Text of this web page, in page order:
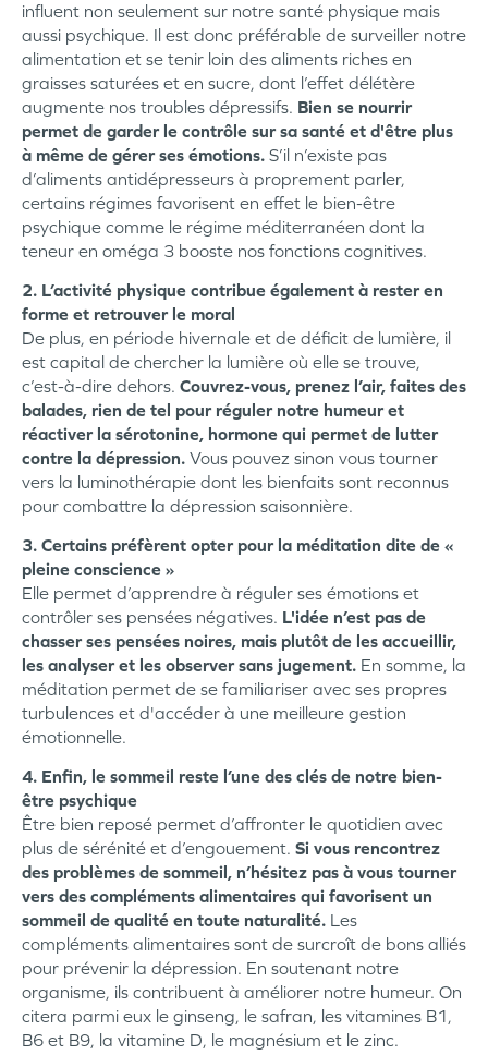
influent non seulement sur notre santé physique mais
aussi psychique. Il est donc préférable de surveiller notre
alimentation et se tenir loin des aliments riches en
graisses saturées et en sucre, dont l’effet délétère
augmente nos troubles dépressifs. Bien se nourrir
permet de garder le contrôle sur sa santé et d'être plus
à même de gérer ses émotions. S’il n’existe pas
d’aliments antidépresseurs à proprement parler,
certains régimes favorisent en effet le bien-être
psychique comme le régime méditerranéen dont la
teneur en oméga 3 booste nos fonctions cognitives.
2. L’activité physique contribue également à rester en
forme et retrouver le moral
De plus, en période hivernale et de déficit de lumière, il
est capital de chercher la lumière où elle se trouve,
c’est-à-dire dehors. Couvrez-vous, prenez l’air, faites des
balades, rien de tel pour réguler notre humeur et
réactiver la sérotonine, hormone qui permet de lutter
contre la dépression. Vous pouvez sinon vous tourner
vers la luminothérapie dont les bienfaits sont reconnus
pour combattre la dépression saisonnière.
3. Certains préfèrent opter pour la méditation dite de «
pleine conscience »
Elle permet d’apprendre à réguler ses émotions et
contrôler ses pensées négatives. L'idée n’est pas de
chasser ses pensées noires, mais plutôt de les accueillir,
les analyser et les observer sans jugement. En somme, la
méditation permet de se familiariser avec ses propres
turbulences et d'accéder à une meilleure gestion
émotionnelle.
4. Enfin, le sommeil reste l’une des clés de notre bien-
être psychique
Être bien reposé permet d’affronter le quotidien avec
plus de sérénité et d’engouement. Si vous rencontrez
des problèmes de sommeil, n’hésitez pas à vous tourner
vers des compléments alimentaires qui favorisent un
sommeil de qualité en toute naturalité. Les
compléments alimentaires sont de surcroît de bons alliés
pour prévenir la dépression. En soutenant notre
organisme, ils contribuent à améliorer notre humeur. On
citera parmi eux le ginseng, le safran, les vitamines B1,
B6 et B9, la vitamine D, le magnésium et le zinc.